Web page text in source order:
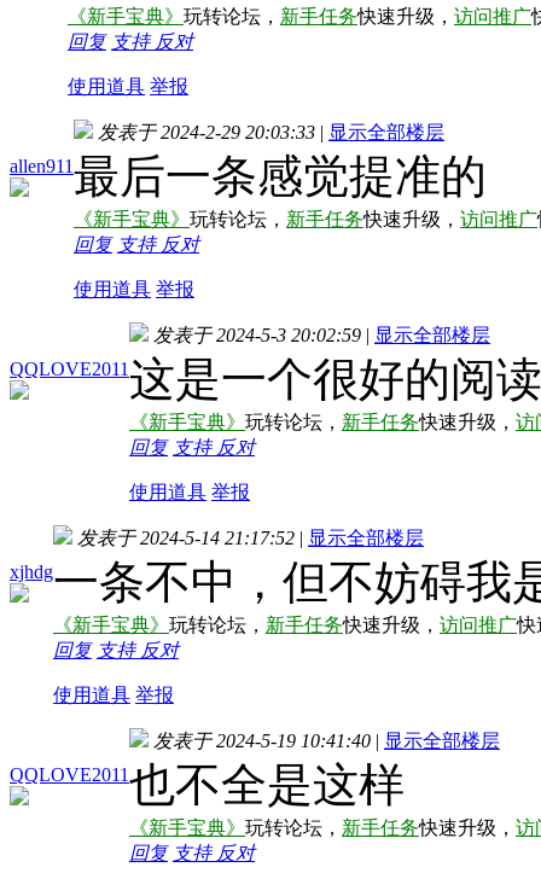
《新手宝典》 玩转论坛， 新手任务快速升级， 访问推广
回复 支持 反对
使用道具 举报
allen911
发表于 2024-2-29 20:03:33 | 显示全部楼层
最后一条感觉提准的
《新手宝典》 玩转论坛， 新手任务快速升级， 访问推广
回复 支持 反对
使用道具 举报
QQLOVE2011
发表于 2024-5-3 20:02:59 | 显示全部楼层
这是一个很好的阅读
《新手宝典》 玩转论坛， 新手任务快速升级， 访
回复 支持 反对
使用道具 举报
xjhdg
发表于 2024-5-14 21:17:52 | 显示全部楼层
一条不中，但不妨碍我
《新手宝典》 玩转论坛， 新手任务快速升级， 访问推广快
回复 支持 反对
使用道具 举报
QQLOVE2011
发表于 2024-5-19 10:41:40 | 显示全部楼层
也不全是这样
《新手宝典》 玩转论坛， 新手任务快速升级， 访
回复 支持 反对